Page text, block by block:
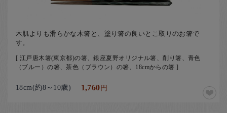
木肌よりも滑らかな木箸と、塗り箸の良いとこ取りのお箸で
す。
[ 江戸唐木箸(東京都)の箸、銀座夏野オリジナル箸、削り箸、青色
（ブルー）の箸、茶色（ブラウン）の箸、18cmからの箸 ]
18cm(約8～10歳) 1,760円